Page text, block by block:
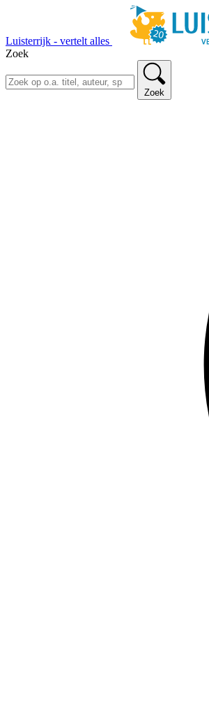
Luisterrijk - vertelt alles
Zoek
Zoek